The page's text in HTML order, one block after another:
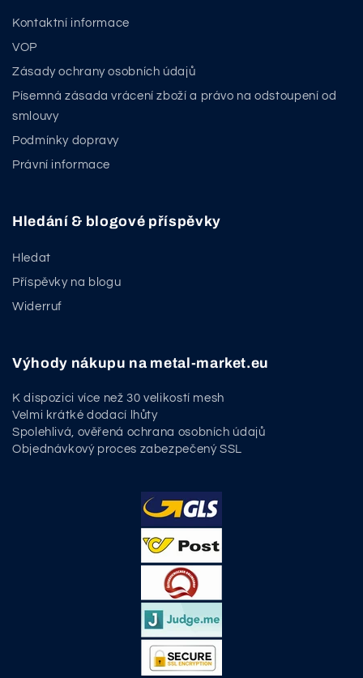
Kontaktní informace
VOP
Zásady ochrany osobních údajů
Písemná zásada vrácení zboží a právo na odstoupení od
smlouvy
Podmínky dopravy
Právní informace
Hledání & blogové příspěvky
Hledat
Příspěvky na blogu
Widerruf
Výhody nákupu na metal-market.eu
K dispozici více než 30 velikostí mesh
Velmi krátké dodací lhůty
Spolehlivá, ověřená ochrana osobních údajů
Objednávkový proces zabezpečený SSL